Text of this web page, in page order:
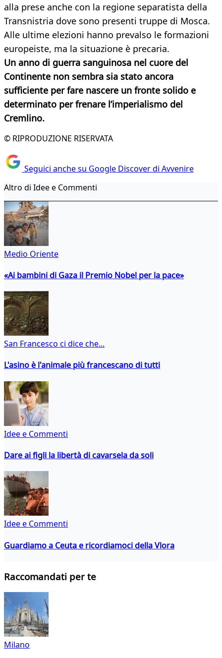
alla prese anche con la regione separatista della
Transnistria dove sono presenti truppe di Mosca.
Alle ultime elezioni hanno prevalso le formazioni
europeiste, ma la situazione è precaria.
Un anno di guerra sanguinosa nel cuore del
Continente non sembra sia stato ancora
sufficiente per fare nascere un fronte solido e
determinato per frenare l’imperialismo del
Cremlino.
© RIPRODUZIONE RISERVATA
Seguici anche su Google Discover di Avvenire
Altro di Idee e Commenti
Medio Oriente
«Ai bambini di Gaza il Premio Nobel per la pace»
San Francesco ci dice che...
L'asino è l'animale più francescano di tutti
Idee e Commenti
Dare ai figli la libertà di cavarsela da soli
Idee e Commenti
Guardiamo a Ceuta e ricordiamoci della Vlora
Raccomandati per te
Milano